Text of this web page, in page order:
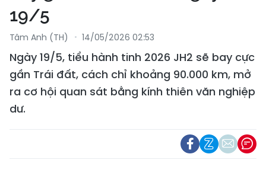
19/5
Tâm Anh (TH) 14/05/2026 02:53
Ngày 19/5, tiểu hành tinh 2026 JH2 sẽ bay cực
gần Trái đất, cách chỉ khoảng 90.000 km, mở
ra cơ hội quan sát bằng kính thiên văn nghiệp
dư.